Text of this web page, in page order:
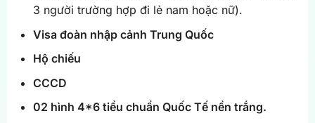
3 người trường hợp đi lẻ nam hoặc nữ).
Visa đoàn nhập cảnh Trung Quốc
Hộ chiếu
CCCD
02 hình 4*6 tiểu chuẩn Quốc Tế nền trắng.